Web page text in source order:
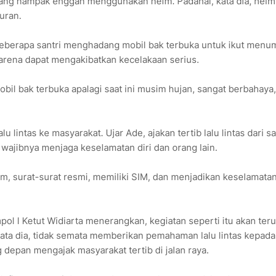
santri menghadang mobil bak terbuka untuk ikut
dapat mengakibatkan kecelakaan serius.
bak terbuka apalagi saat ini musim hujan, sangat
lintas ke masyarakat. Ujar Ade, ajakan tertib lalu lintas dari
menjaga keselamatan diri dan orang lain.
surat-surat resmi, memiliki SIM, dan menjadikan
I Ketut Widiarta menerangkan, kegiatan seperti itu akan
dia, tidak semata memberikan pemahaman lalu lintas kepada
mengajak masyarakat tertib di jalan raya.